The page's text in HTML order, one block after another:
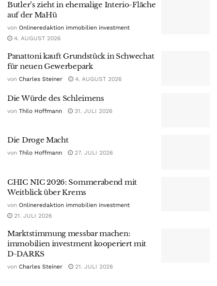
Butler’s zieht in ehemalige Interio-Fläche
auf der MaHü
von Onlineredaktion immobilien investment
4. AUGUST 2026
Panattoni kauft Grundstück in Schwechat
für neuen Gewerbepark
von Charles Steiner 4. AUGUST 2026
Die Würde des Schleimens
von Thilo Hoffmann 31. JULI 2026
Die Droge Macht
von Thilo Hoffmann 27. JULI 2026
CHIC NIC 2026: Sommerabend mit
Weitblick über Krems
von Onlineredaktion immobilien investment
21. JULI 2026
Marktstimmung messbar machen:
immobilien investment kooperiert mit
D-DARKS
von Charles Steiner 21. JULI 2026